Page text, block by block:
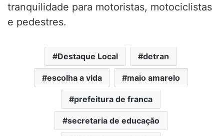
tranquilidade para motoristas, motociclistas
e pedestres.
Destaque Local detran
escolha a vida maio amarelo
prefeitura de franca
secretaria de educação